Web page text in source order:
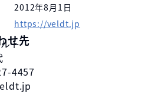
2012年8月1日
https://veldt.jp
せ先
ト
4457